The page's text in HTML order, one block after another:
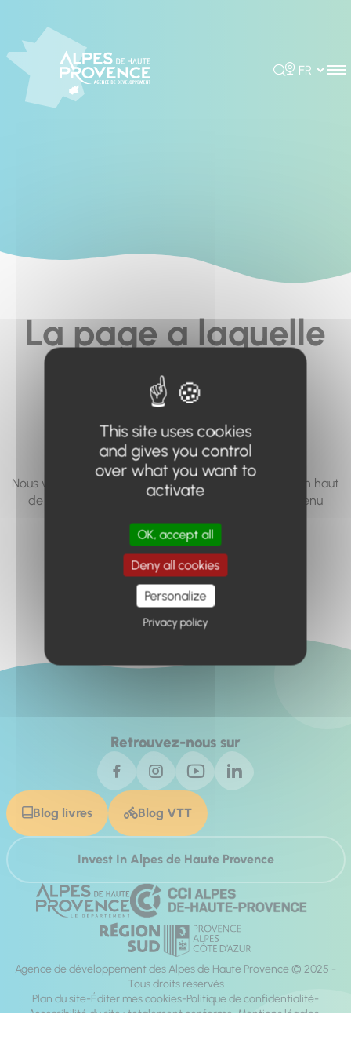
Rechercher
Choisir la
La page a laquelle
vous cherchez à
accéder n'existe
pas... ou plus.
Nous vous invitons à utiliser le moteur de recherche en haut
de page, ou à utiliser le menu pour trouver le contenu
Retour à l'accueil
Retrouvez-nous sur
Blog livres Blog VTT
Invest In Alpes de Haute Provence
Agence de développement des Alpes de Haute Provence © 2025 -
Tous droits réservés
Plan du site Éditer mes cookies Politique de confidentialité
Accessibilité du site : totalement conforme Mentions légales
This site uses cookies
and gives you control
over what you want to
activate
OK, accept all
Deny all cookies
Personalize
Privacy policy